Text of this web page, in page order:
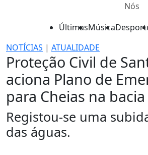
Nós
ÚltimasMúsica
NOTÍCIAS | ATUALIDADE
Proteção Civil de
aciona Plano de
para Cheias na
Registou-se uma
das águas.